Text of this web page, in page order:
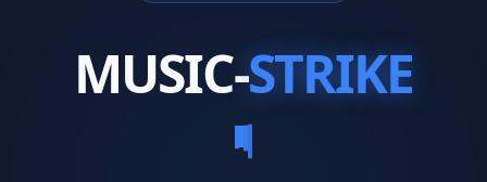
MUSIC-STRIKE